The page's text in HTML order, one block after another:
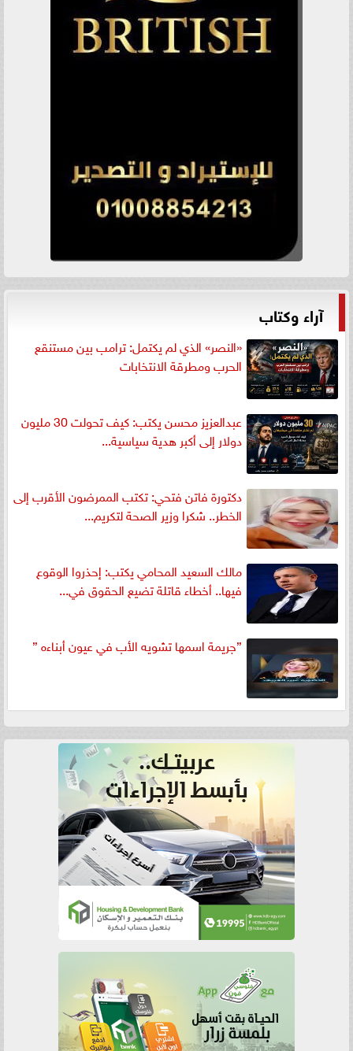
آراء وكتاب
«النصر» الذي لم يكتمل: ترامب بين مستنقع
الحرب ومطرقة الانتخابات
عبدالعزيز محسن يكتب: كيف تحولت 30 مليون
دولار إلى أكبر هدية سياسية...
دكتورة فاتن فتحي: تكتب الممرضون الأقرب إلى
الخطر.. شكرا وزير الصحة لتكريم...
مالك السعيد المحامي يكتب: إحذروا الوقوع
فيها.. أخطاء قاتلة تضيع الحقوق في...
”جريمة اسمها تشويه الأب في عيون أبناءه ”